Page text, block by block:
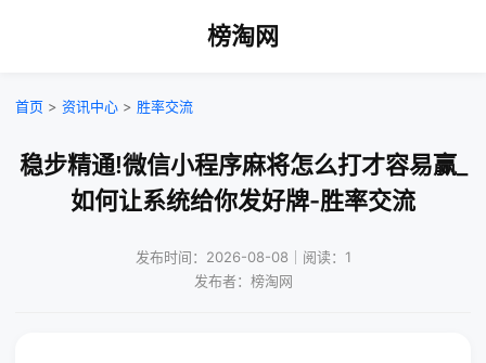
榜淘网
首页 > 资讯中心 > 胜率交流
稳步精通!微信小程序麻将怎么打才容易赢_
如何让系统给你发好牌-胜率交流
发布时间：2026-08-08｜阅读：1
发布者：榜淘网